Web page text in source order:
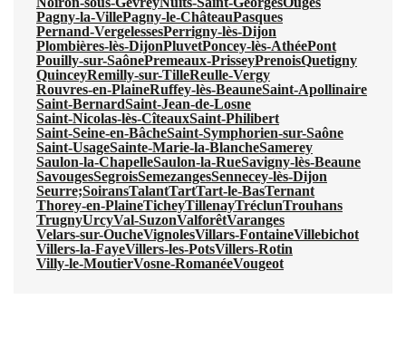
Pagny-la-VillePagny-le-ChâteauPasques
Pernand-VergelessesPerrigny-lès-Dijon
Plombières-lès-DijonPluvetPoncey-lès-AthéePont
Pouilly-sur-SaônePremeaux-PrisseyPrenoisQuetigny
QuinceyRemilly-sur-TilleReulle-Vergy
Rouvres-en-PlaineRuffey-lès-BeauneSaint-Apollinaire
Saint-BernardSaint-Jean-de-Losne
Saint-Nicolas-lès-CîteauxSaint-Philibert
Saint-Seine-en-BâcheSaint-Symphorien-sur-Saône
Saint-UsageSainte-Marie-la-BlancheSamerey
Saulon-la-ChapelleSaulon-la-RueSavigny-lès-Beaune
SavougesSegroisSemezangesSennecey-lès-Dijon
Seurre;SoiransTalantTartTart-le-BasTernant
Thorey-en-PlaineTicheyTillenayTréclunTrouhans
TrugnyUrcyVal-SuzonValforêtVaranges
Velars-sur-OucheVignolesVillars-FontaineVillebichot
Villers-la-FayeVillers-les-PotsVillers-Rotin
Villy-le-MoutierVosne-RomanéeVougeot